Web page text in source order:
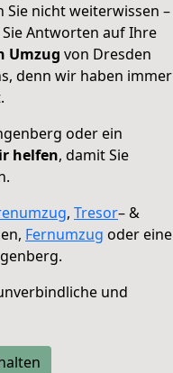
Sie nicht weiterwissen –
Antworten auf Ihre
Umzug von Dresden
denn wir haben immer
oder ein
helfen, damit Sie
, Tresor– &
Fernumzug oder eine
und